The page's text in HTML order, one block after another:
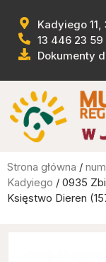
Kadyiego
13 446 23 59
Dokumenty
Strona główna /
Kadyiego / 0935
Księstwo Dieren